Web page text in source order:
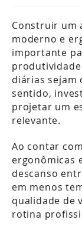
Construir um
moderno e
importante
diárias sejam
sentido,
projetar um
relevante.
Ao contar
ergonômicas
descanso
em menos
qualidade de
rotina